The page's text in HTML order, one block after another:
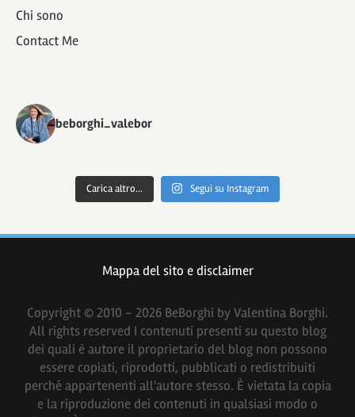
Chi sono
Contact Me
beborghi_valebor
Carica altro... Segui su Instagram
Mappa del sito e disclaimer
Copyright © 2010 - 2026 BeBorghi by Valentina Borghi.
All rights reserved I contenuti presenti su questo blog
dei quali è autore il proprietario del blog non possono
essere copiati, riprodotti, pubblicati o redistribuiti
perché appartenenti all'autore stesso. È vietata la copia
e la riproduzione dei contenuti in qualsiasi modo o